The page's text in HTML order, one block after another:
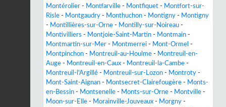
Montérolier - Montfarville - Montfiquet - Montfort-sur-
Risle - Montgaudry - Monthuchon - Montigny - Montigny
- Montillières-sur-Orne - Montilly-sur-Noireau -
Montivilliers - Montjoie-Saint-Martin - Montmain -
Montmartin-sur-Mer - Montmerrei - Mont-Ormel -
Montpinchon - Montreuil-au-Houlme - Montreuil-en-
Auge - Montreuil-en-Caux - Montreuil-la-Cambe -
Montreuil-l'Argillé - Montreuil-sur-Lozon - Montroty -
Mont-Saint-Aignan - Montsecret-Clairefougère - Monts-
en-Bessin - Montsenelle - Monts-sur-Orne - Montville -
Moon-sur-Elle - Morainville-Jouveaux - Morgny -